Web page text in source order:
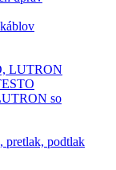
LUTRON
so
pretlak, podtlak